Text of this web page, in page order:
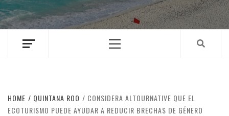
Menu
HOME QUINTANA ROO
CONSIDERA ALTOURNATIVE QUE EL
ECOTURISMO PUEDE AYUDAR A REDUCIR BRECHAS DE GÉNERO